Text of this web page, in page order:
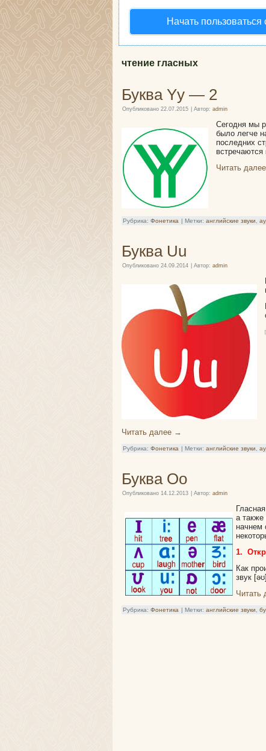
Начать пользоваться
чтение гласных
Буква Yy — 2
Опубликовано 22.07.2015 Автор: admin
Сегодня мы
было легче
последних
Читать далее
Рубрика: Фонетика | Метки: английские звуки
Буква Uu
Опубликовано 24.09.2014 Автор: admin
Читать далее →
Рубрика: Фонетика | Метки: английские звуки
Буква Оо
Опубликовано 14.12.2013 Автор: admin
а также
начнем
1.
Как
звук
Читать
Рубрика: Фонетика | Метки: английские звуки